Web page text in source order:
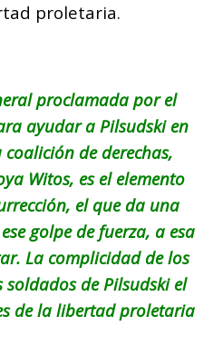
proletaria.
proclamada por el
ayudar a Pilsudski en
de derechas,
Witos, es el elemento
el que da una
golpe de fuerza, a esa
La complicidad de los
de Pilsudski el
de la libertad proletaria